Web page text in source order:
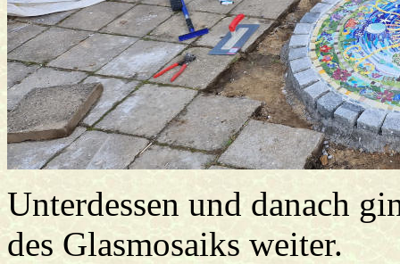
Unterdessen und danach
des Glasmosaiks weiter.